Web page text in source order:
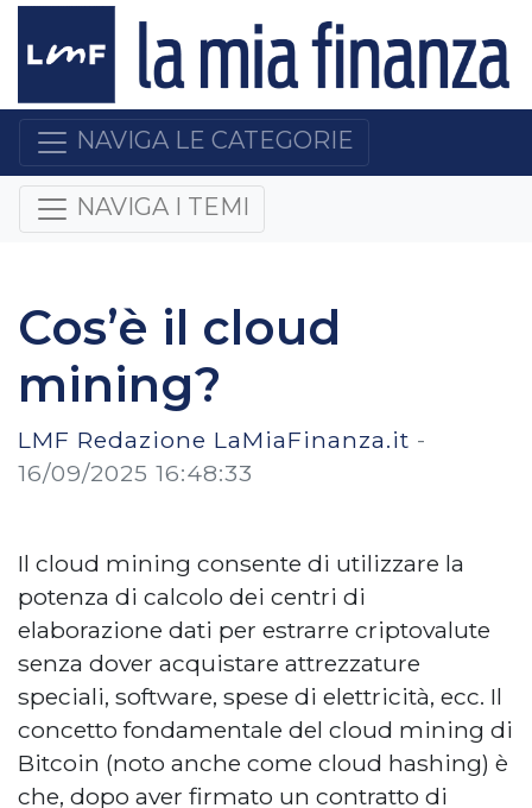
NAVIGA LE CATEGORIE
NAVIGA I TEMI
Cos’è il cloud
mining?
LMF Redazione LaMiaFinanza.it -
16/09/2025 16:48:33
Il cloud mining consente di utilizzare la
potenza di calcolo dei centri di
elaborazione dati per estrarre criptovalute
senza dover acquistare attrezzature
speciali, software, spese di elettricità, ecc. Il
concetto fondamentale del cloud mining di
Bitcoin (noto anche come cloud hashing) è
che, dopo aver firmato un contratto di